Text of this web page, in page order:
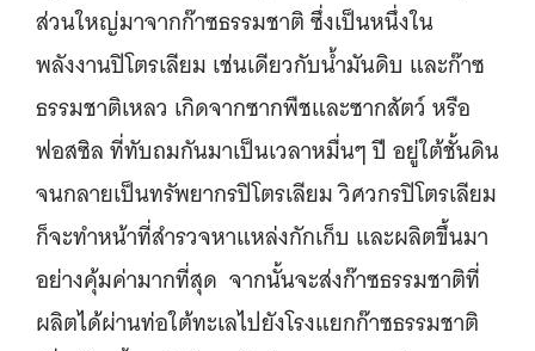
ส่วนใหญ่มาจากก๊าซธรรมชาติ ซึ่งเป็นหนึ่งใน
พลังงานปิโตรเลียม เช่นเดียวกับน้ำมันดิบ และก๊าซ
ธรรมชาติเหลว เกิดจากซากพืชและซากสัตว์ หรือ
ฟอสซิล ที่ทับถมกันมาเป็นเวลาหมื่นๆ ปี อยู่ใต้ชั้นดิน
จนกลายเป็นทรัพยากรปิโตรเลียม วิศวกรปิโตรเลียม
ก็จะทำหน้าที่สำรวจหาแหล่งกักเก็บ และผลิตขึ้นมา
อย่างคุ้มค่ามากที่สุด จากนั้นจะส่งก๊าซธรรมชาติที่
ผลิตได้ผ่านท่อใต้ทะเลไปยังโรงแยกก๊าซธรรมชาติ